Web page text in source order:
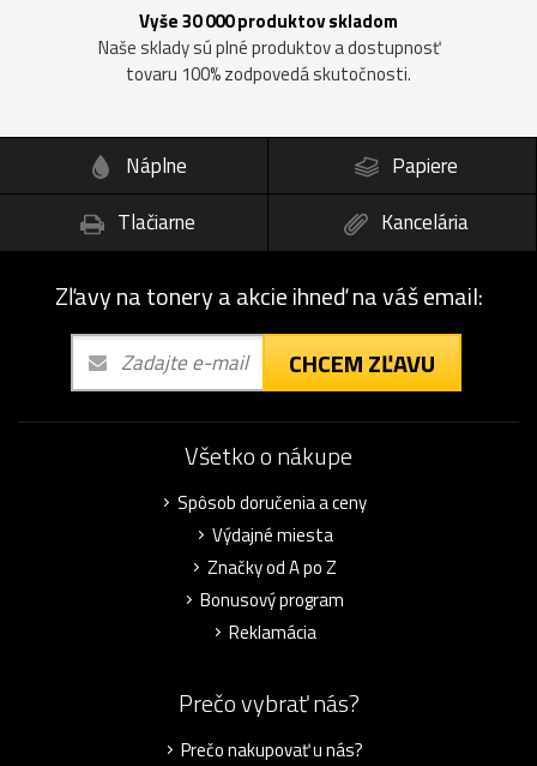
Vyše 30 000 produktov skladom
Naše sklady sú plné produktov a dostupnosť
tovaru 100% zodpovedá skutočnosti.
Náplne
Papiere
Tlačiarne
Kancelária
Zľavy na tonery a akcie ihneď na váš email:
CHCEM ZĽAVU
Všetko o nákupe
Spôsob doručenia a ceny
Výdajné miesta
Značky od A po Z
Bonusový program
Reklamácia
Prečo vybrať nás?
Prečo nakupovať u nás?